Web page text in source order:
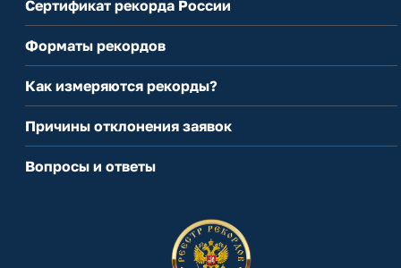
Сертификат рекорда России
Форматы рекордов
Как измеряются рекорды?
Причины отклонения заявок
Вопросы и ответы